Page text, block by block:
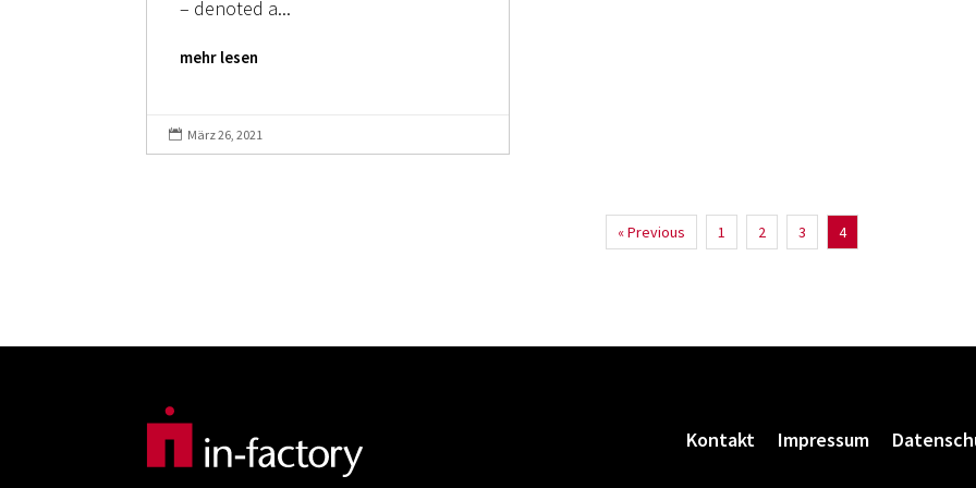
– denoted a...
mehr lesen
 März 26, 2021
« Previous 1 2 3 4
Kontakt Impressum